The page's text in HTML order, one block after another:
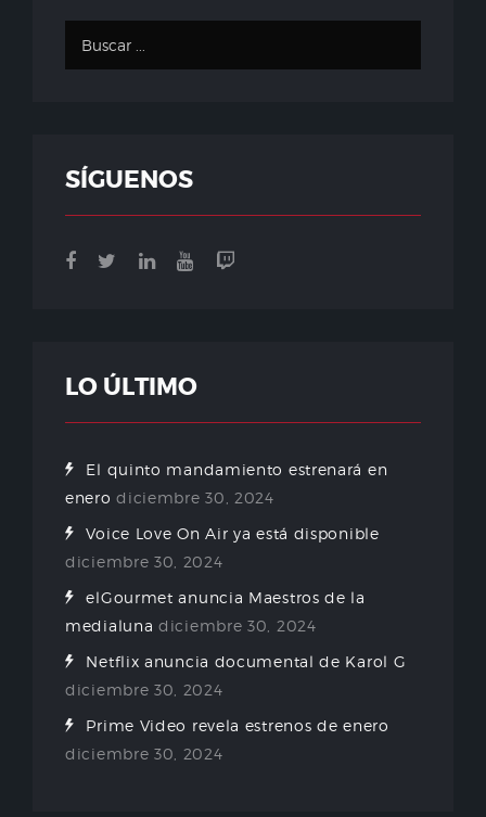
SÍGUENOS
LO ÚLTIMO
El quinto mandamiento estrenará en
enero diciembre 30, 2024
Voice Love On Air ya está disponible
diciembre 30, 2024
elGourmet anuncia Maestros de la
medialuna diciembre 30, 2024
Netflix anuncia documental de Karol G
diciembre 30, 2024
Prime Video revela estrenos de enero
diciembre 30, 2024